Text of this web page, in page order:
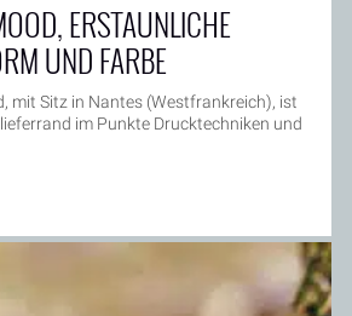
ERSTAUNLICHE
UND FARBE
mit Sitz in Nantes (Westfrankreich), ist
im Punkte Drucktechniken und